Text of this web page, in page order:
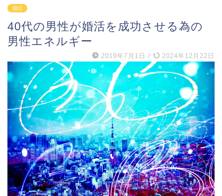
婚活
40代の男性が婚活を成功させる為の
男性エネルギー
2019年7月1日 / 2024年12月22日